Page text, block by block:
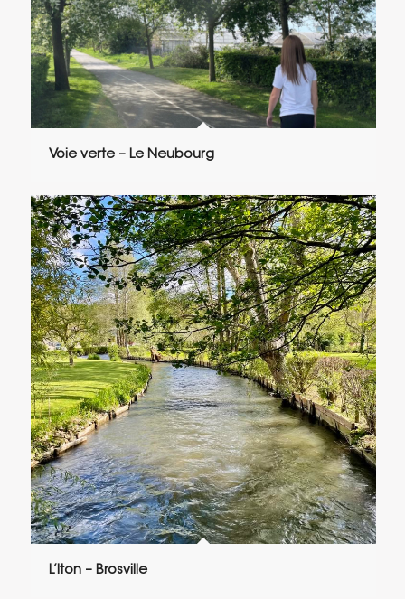
Voie verte – Le Neubourg
L’Iton – Brosville